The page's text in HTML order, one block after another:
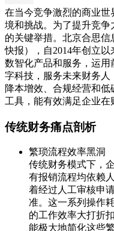
在当今竞争激烈的商业
境和挑战。为了提升竞
的关键举措。北京合思信
快报），自2014年创立
数智化产品和服务，运
字科技，服务未来财务
降本增效、合规经营和
工具，能有效满足企业在
传统财务痛点剖析
繁琐流程效率黑洞
传统财务模式下，
有报销流程均依赖
着经过人工审核申
准。这一系列操作
的工作效率大打折
能极大地简化这些